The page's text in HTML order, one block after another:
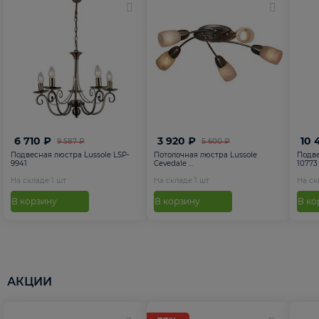
9 587 ₽
6 710 ₽
Подвесная люстра Lussole LSP-
9941
На складе 1 шт
В корзину
5 600 ₽
3 920 ₽
Потолочная люстра Lussole
Cevedale ...
На складе 1 шт
В корзину
10
10773
На
В
АКЦИИ